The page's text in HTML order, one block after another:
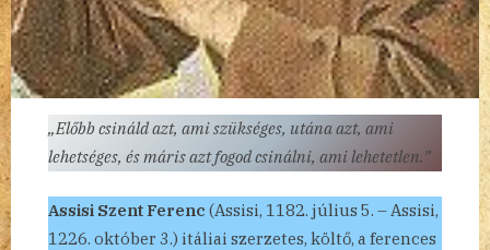
„Előbb csináld azt, ami szükséges, utána azt, ami
lehetséges, és máris azt fogod csinálni, ami lehetetlen.”
Assisi Szent Ferenc (Assisi, 1182. július 5. – Assisi,
1226. október 3.) itáliai szerzetes, költő, a ferences